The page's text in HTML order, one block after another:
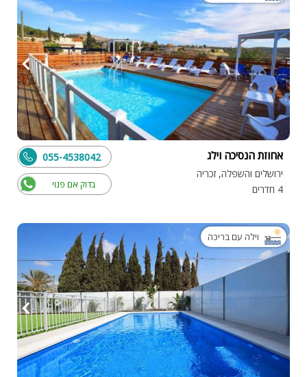
אחוזת הנסיכה וילג
ירושלים והשפלה, זכריה
4 חדרים
בדוק אם פנוי
055-4538042
וילה עם בריכה